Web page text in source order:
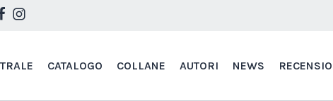
CATALOGO COLLANE AUTORI NEWS